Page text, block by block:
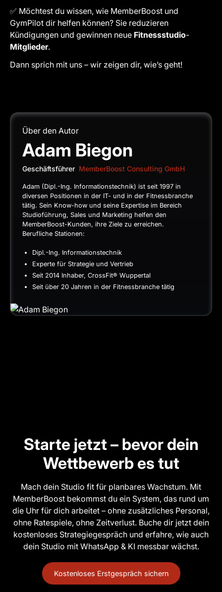
✅ Möchtest du wissen, wie MemberBoost und
GymPilot dir helfen können? Sie reduzieren
Kündigungen und gewinnen neue Fitnessstudio-
Mitglieder.
Dann sprich mit uns – wir zeigen dir, wie’s geht!
Über den Autor
Adam Biegon
Geschäftsführer MemberBoost Consulting GmbH
Adam (Dipl.-Ing. Informationstechnik) ist seit 1997 in
diversen Positionen in der IT- und in der Fitnessbranche
tätig. Sein Know-how und seine Expertise im Bereich
Studioführung, Sales und Marketing helfen den
MemberBoost-Kunden, ihre Ziele zu erreichen.
Berufliche Stationen:
Dipl.-Ing. Informationstechnik
Experte für Strategie und Vertrieb
Seit 2014 Inhaber, CrossFit® Wuppertal
Seit über 20 Jahren in der Fitnessbranche tätig
Starte jetzt – bevor dein
Wettbewerb es tut
Mach dein Studio fit für planbares Wachstum. Mit
MemberBoost bekommst du ein System, das rund um
die Uhr für dich arbeitet – ohne zusätzliches Personal,
ohne Ratespiele, ohne Zeitverlust. Buche dir jetzt dein
kostenloses Strategiegespräch und erfahre, wie auch
dein Studio mit WhatsApp & KI messbar wächst.
Kostenloses Erstgespräch sichern